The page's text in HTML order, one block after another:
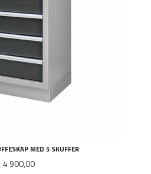
MED 5 SKUFFER
Pris
4 900,00